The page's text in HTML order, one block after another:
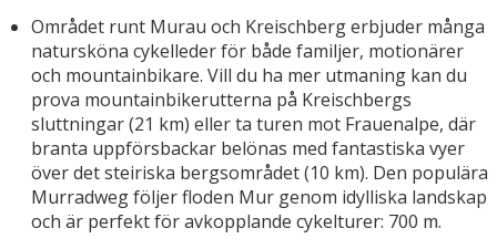
Området runt Murau och Kreischberg erbjuder många
natursköna cykelleder för både familjer, motionärer
och mountainbikare. Vill du ha mer utmaning kan du
prova mountainbikerutterna på Kreischbergs
sluttningar (21 km) eller ta turen mot Frauenalpe, där
branta uppförsbackar belönas med fantastiska vyer
över det steiriska bergsområdet (10 km). Den populära
Murradweg följer floden Mur genom idylliska landskap
och är perfekt för avkopplande cykelturer: 700 m.